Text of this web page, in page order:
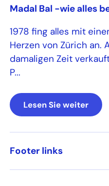
Madal Bal -wie alles
1978 fing alles mit
Herzen von Zürich an.
damaligen Zeit
P...
Lesen Sie weiter
Footer links